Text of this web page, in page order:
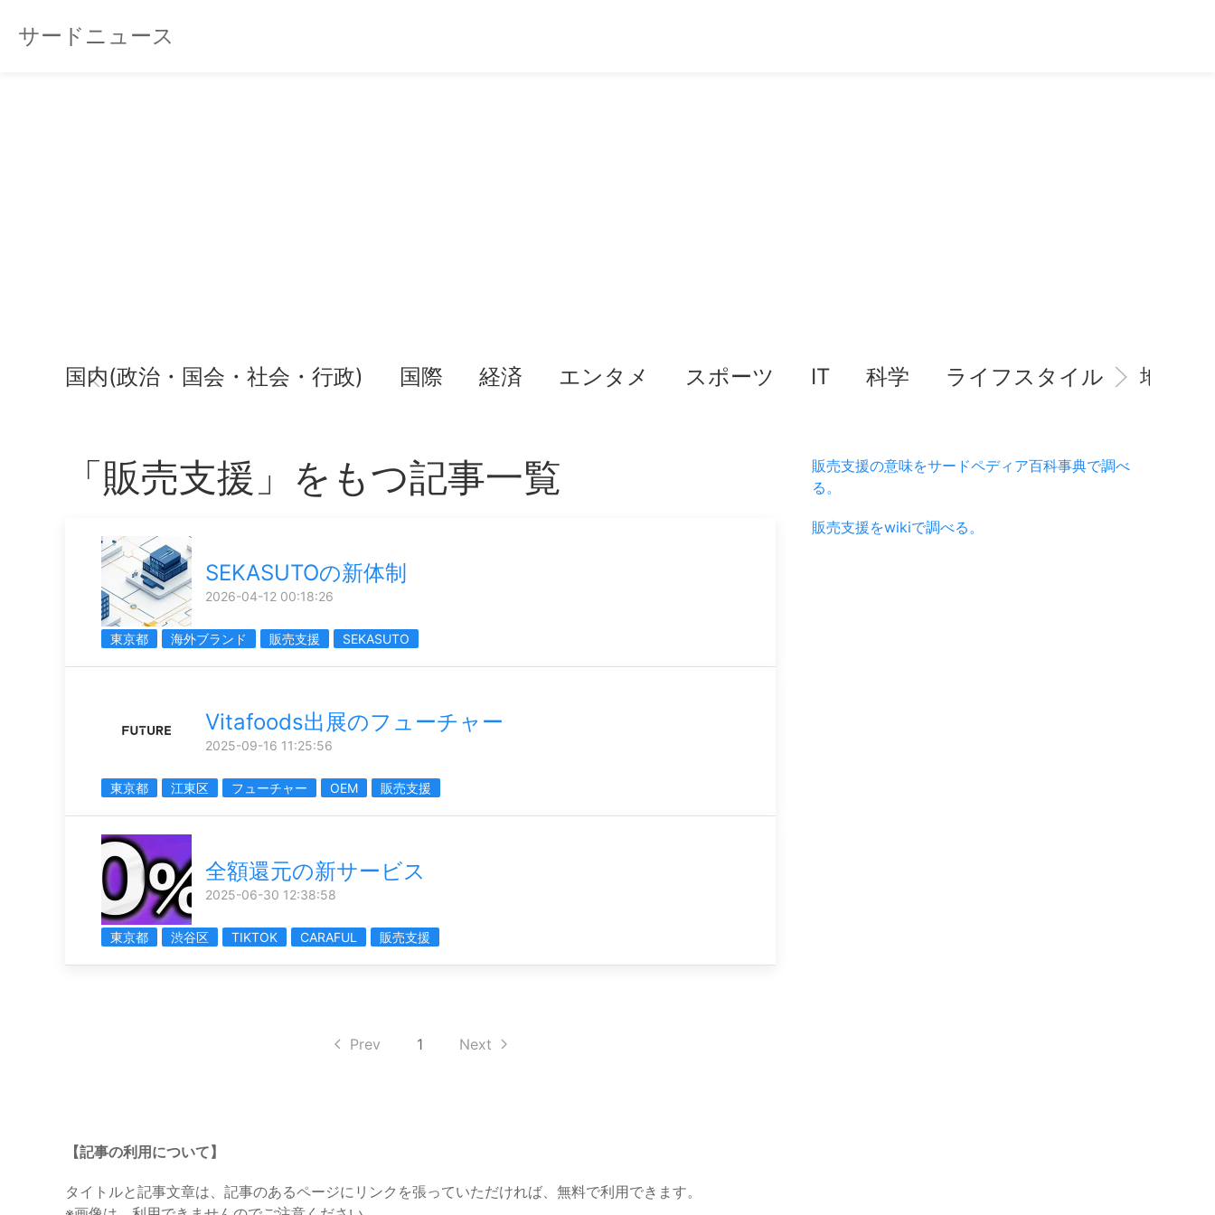
サードニュース
国内(政治・国会・社会・行政) 国際 経済 エンタメ スポーツ IT 科学 ライフスタイル 地域情
「販売支援」をもつ記事一覧
SEKASUTOの新体制
2026-04-12 00:18:26
東京都 海外ブランド 販売支援 SEKASUTO
Vitafoods出展のフューチャー
2025-09-16 11:25:56
東京都 江東区 フューチャー OEM 販売支援
全額還元の新サービス
2025-06-30 12:38:58
東京都 渋谷区 TIKTOK CARAFUL 販売支援
Prev 1 Next
販売支援の意味をサードペディア百科事典で調べ
る。
販売支援をwikiで調べる。
【記事の利用について】
タイトルと記事文章は、記事のあるページにリンクを張っていただければ、無料で利用できます。